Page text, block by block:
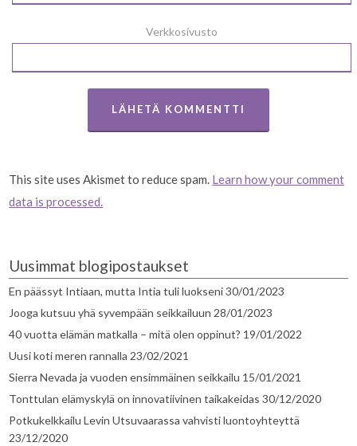
Verkkosivusto
This site uses Akismet to reduce spam. Learn how your comment
data is processed.
Uusimmat blogipostaukset
En päässyt Intiaan, mutta Intia tuli luokseni30/01/2023
Jooga kutsuu yhä syvempään seikkailuun 28/01/2023
40 vuotta elämän matkalla – mitä olen oppinut? 19/01/2022
Uusi koti meren rannalla 23/02/2021
Sierra Nevada ja vuoden ensimmäinen seikkailu 15/01/2021
Tonttulan elämyskylä on innovatiivinen taikakeidas 30/12/2020
Potkukelkkailu Levin Utsuvaarassa vahvisti luontoyhteyttä
23/12/2020